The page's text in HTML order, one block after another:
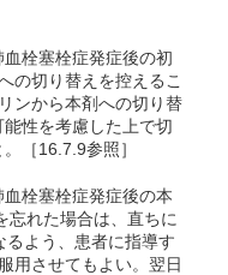
栓塞栓症発症後の初
の切り替えを控えるこ
ンから本剤への切り替
性を考慮した上で切
［16.7.9参照］
栓塞栓症発症後の本
忘れた場合は、直ちに
よう、患者に指導す
用させてもよい。翌日